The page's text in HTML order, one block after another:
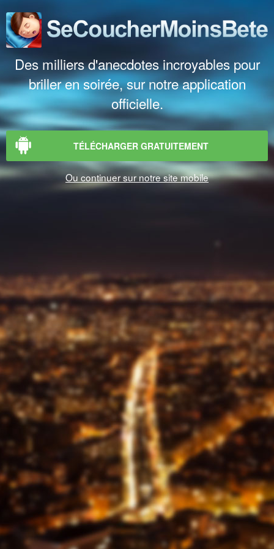
Des milliers d'anecdotes incroyables pour
briller en soirée, sur notre application
officielle.
TÉLÉCHARGER GRATUITEMENT
Ou continuer sur notre site mobile